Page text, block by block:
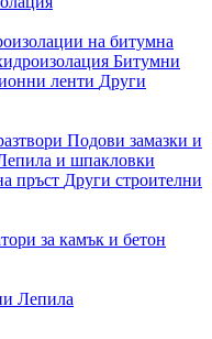
на битумна
Битумни
ленти Други
Подови замазки и
и шпакловки
пръст Други строителни
за камък и бетон
Лепила